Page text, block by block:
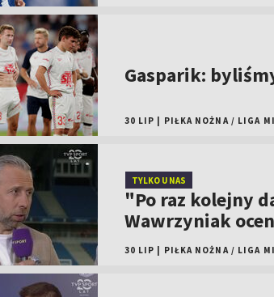
Gasparik:
30 LIP PIŁKA NOŻNA / LIGA
TYLKO U NAS
"Po raz kolejny
Wawrzyniak
30 LIP PIŁKA NOŻNA / LIGA